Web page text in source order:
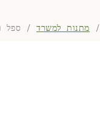
/ מתנות למשרד/ ספל